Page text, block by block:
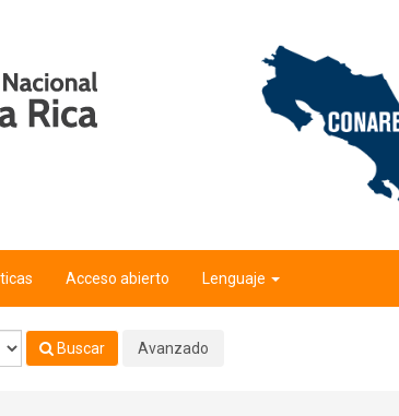
Acceso abierto Lenguaje
Buscar Avanzado